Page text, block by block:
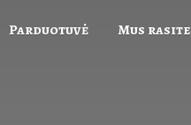
Parduotuvė Mus rasite